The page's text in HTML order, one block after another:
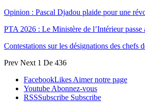
Opinion : Pascal Djadou plaide pour une
PTA 2026 : Le Ministère de l’Intérieur passe
Contestations sur les désignations des chefs
Prev Next 1 De 436
FacebookLikes Aimer notre page
Youtube Abonnez-vous
RSSSubscribe Subscribe